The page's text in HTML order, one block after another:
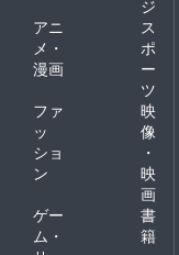
ジ
アニ
メ・
漫画
ス
ポ
ー
ツ
ファ
ッ
ショ
ン
映
像
・
映
画
ゲー
ム・
書
籍